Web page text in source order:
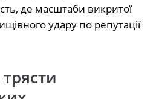
де масштаби викритої
удару по репутації